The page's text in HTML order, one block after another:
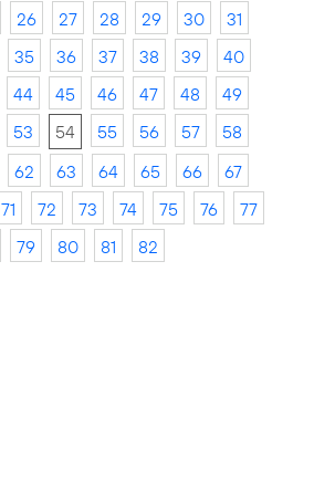
26 27 28 29 30
31
35 36 37 38 39
40
44 45 46 47 48
49
53 54 55 56 57
58
62 63 64 65 66
67
71 72 73 74 75 76
77
79 80 81 82